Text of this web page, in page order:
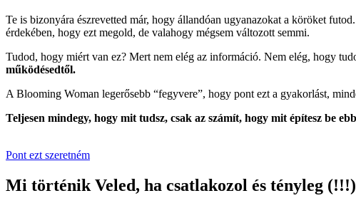
Te is bizonyára észrevetted már, hogy állandóan ugyanazokat a köröket
érdekében, hogy ezt megold, de valahogy mégsem változott semmi.
Tudod, hogy miért van ez? Mert nem elég az információ. Nem elég, hogy
működésedtől.
A Blooming Woman legerősebb “fegyvere”, hogy pont ezt a gyakorlást,
Teljesen mindegy, hogy mit tudsz, csak az számít, hogy mit építesz be
Pont ezt szeretném
Mi történik Veled, ha csatlakozol és tényleg